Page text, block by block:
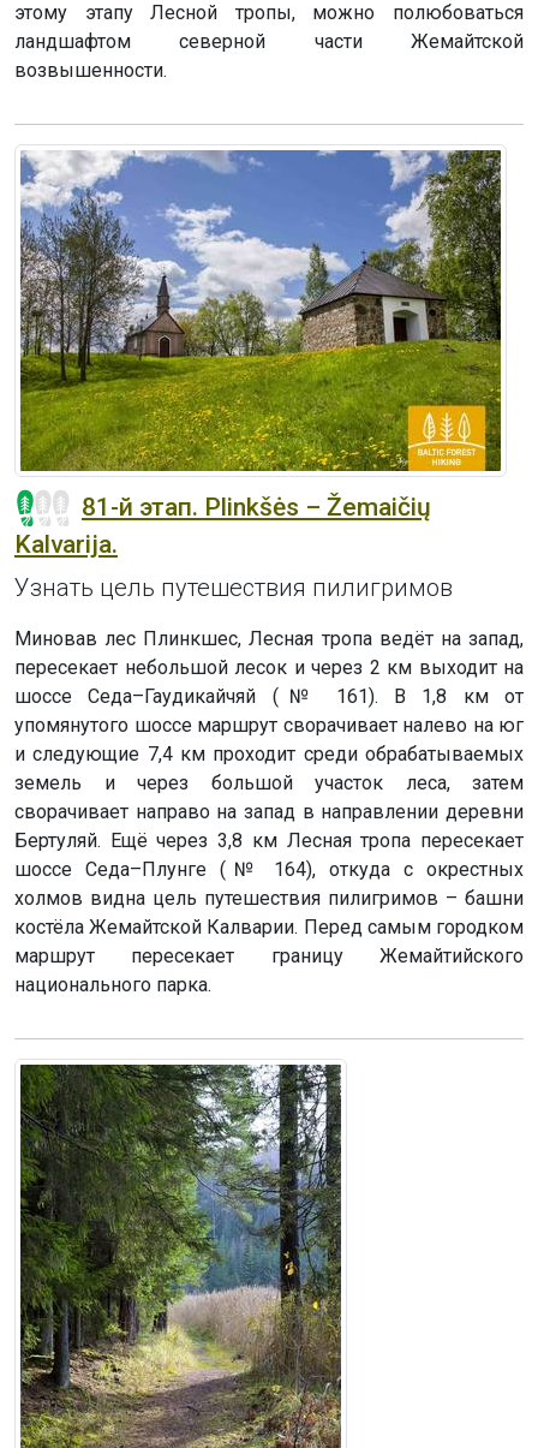
этому этапу Лесной тропы, можно полюбоваться
ландшафтом северной части Жемайтской
возвышенности.
81-й этап. Plinkšės – Žemaičių
Kalvarija.
Узнать цель путешествия пилигримов
Миновав лес Плинкшес, Лесная тропа ведёт на запад,
пересекает небольшой лесок и через 2 км выходит на
шоссе Седа–Гаудикайчяй (№ 161). В 1,8 км от
упомянутого шоссе маршрут сворачивает налево на юг
и следующие 7,4 км проходит среди обрабатываемых
земель и через большой участок леса, затем
сворачивает направо на запад в направлении деревни
Бертуляй. Ещё через 3,8 км Лесная тропа пересекает
шоссе Седа–Плунге (№ 164), откуда с окрестных
холмов видна цель путешествия пилигримов – башни
костёла Жемайтской Калварии. Перед самым городком
маршрут пересекает границу Жемайтийского
национального парка.